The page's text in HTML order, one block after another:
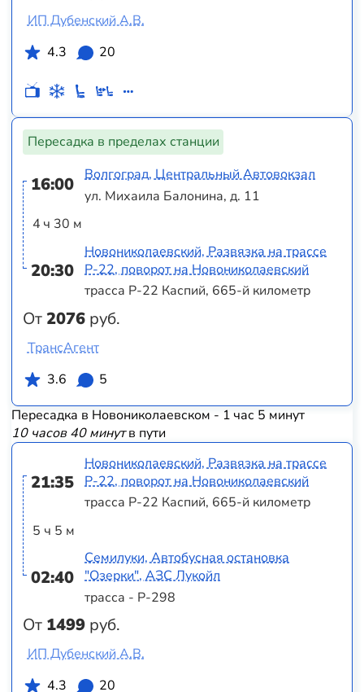
ИП Дубенский А.В.
4.3
20
Пересадка в пределах станции
16:00
4 ч 30 м
20:30
От2076 руб.
Волгоград, Центральный Автовокзал
ул. Михаила Балонина, д. 11
Новониколаевский, Развязка на трассе
Р-22, поворот на Новониколаевский
трасса Р-22 Каспий, 665-й километр
ТрансАгент
3.6
5
Пересадка в Новониколаевском - 1 час 5 минут
10 часов 40 минутв пути
21:35
5 ч 5 м
02:40
От 1499 руб.
Новониколаевский, Развязка на трассе
Р-22, поворот на Новониколаевский
трасса Р-22 Каспий, 665-й километр
Семилуки, Автобусная остановка
"Озерки", АЗС Лукойл
трасса - Р-298
ИП Дубенский А.В.
4.3
20